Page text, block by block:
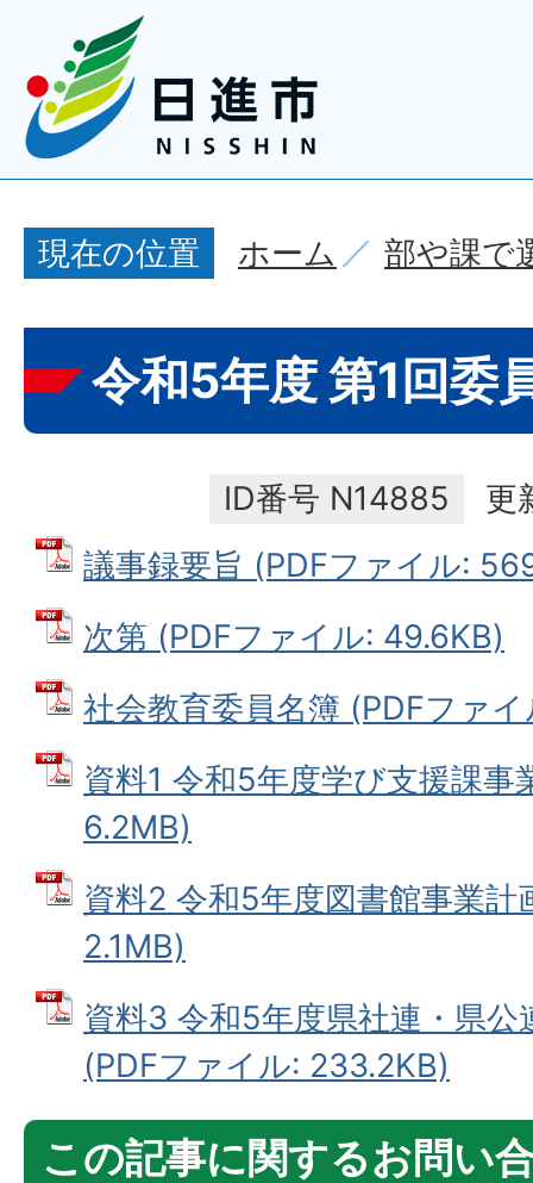
現在の位置 ホーム 部や課で
令和5年度 第1回委
ID番号 N14885
更
議事録要旨 (PDFファイル:
次第 (PDFファイル: 49.6KB)
社会教育委員名簿 (PDFファ
資料1 令和5年度学び支援課事
6.2MB)
資料2 令和5年度図書館事業計
2.1MB)
資料3 令和5年度県社連・県
(PDFファイル: 233.2KB)
この記事に関するお問い